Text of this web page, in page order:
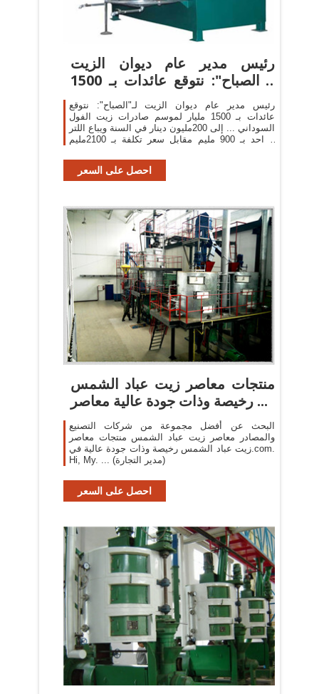
رئيس مدير عام ديوان الزيت
لـ"الصباح": نتوقع عائدات بـ 1500
رئيس مدير عام ديوان الزيت لـ"الصباح": نتوقع
عائدات بـ 1500 مليار لموسم صادرات زيت الفول
السوداني ... إلى 200مليون دينار في السنة ويباع اللتر
الواحد بـ 900 مليم مقابل سعر تكلفة بـ 2100مليم
احصل على السعر
منتجات معاصر زيت عباد الشمس
رخيصة وذات جودة عالية معاصر ...
البحث عن أفضل مجموعة من شركات التصنيع
والمصادر معاصر زيت عباد الشمس منتجات معاصر
زيت عباد الشمس رخيصة وذات جودة عالية في.com.
Hi, My. ... (مدير التجارة)
احصل على السعر